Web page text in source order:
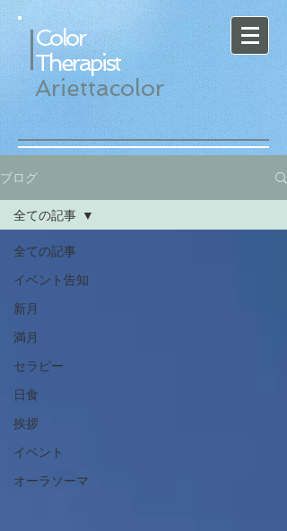
Color
Therapist
Ariettacolor
ブログ
全ての記事
イベント告知
新月
満月
セラピー
日食
挨拶
イベント
オーラソーマ
全ての記事